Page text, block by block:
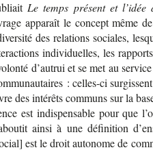
Le temps pré­sent et
appa­raît le concept même
des rela­tions sociales,
indi­vi­duelles, les
d’au­trui et se met au
: celles-​ci
des inté­rêts com­muns sur la
est indis­pen­sable pour que
ainsi à une défi­ni­tion
est le droit auto­nome de